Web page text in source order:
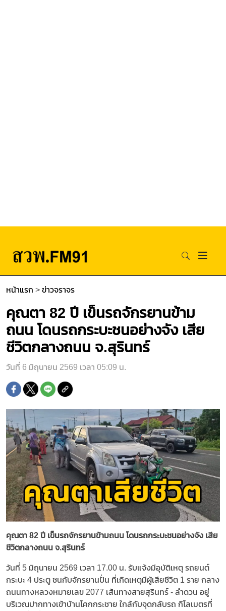
หน้าแรก > ข่าวจราจร
คุณตา 82 ปี เข็นรถจักรยานข้าม
ถนน โดนรถกระบะชนอย่างจัง เสีย
ชีวิตกลางถนน จ.สุรินทร์
วันที่ 6 มิถุนายน 2569 เวลา 05:09 น.
คุณตา 82 ปี เข็นรถจักรยานข้ามถนน โดนรถกระบะชนอย่างจัง เสีย
ชีวิตกลางถนน จ.สุรินทร์
วันที่ 5 มิถุนายน 2569 เวลา 17.00 น. รับแจ้งมีอุบัติเหตุ รถยนต์
กระบะ 4 ประตู ชนกับจักรยานปั่น ที่เกิดเหตุมีผู้เสียชีวิต 1 ราย กลาง
ถนนทางหลวงหมายเลข 2077 เส้นทางสายสุรินทร์ - ลำดวน อยู่
บริเวณปากทางเข้าบ้านโคกกระชาย ใกล้กับจุดกลับรถ กิโลเมตรที่